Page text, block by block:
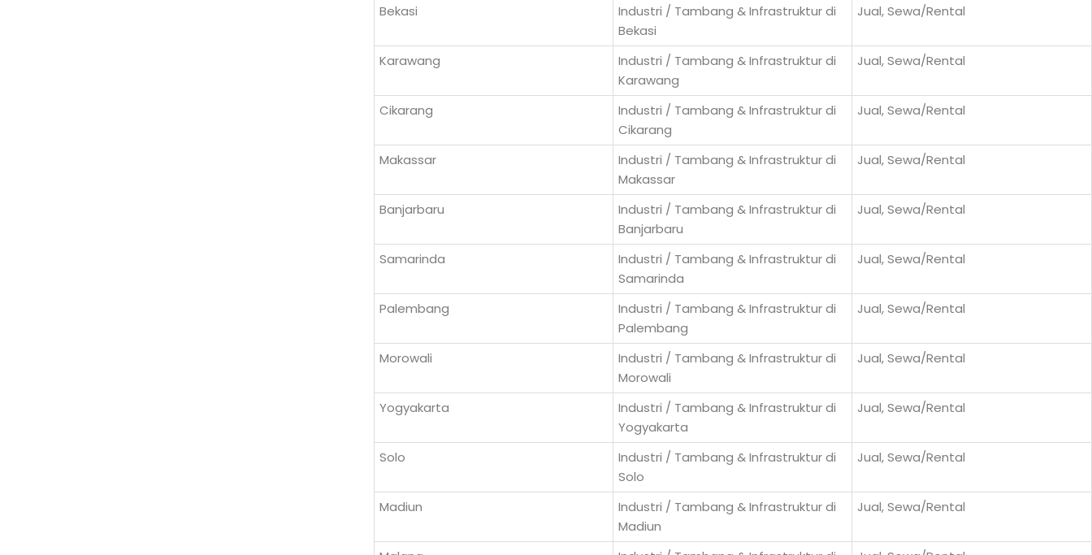
Bekasi
Industri / Tambang & Infrastruktur di
Bekasi
Jual, Sewa/Rental
Karawang
Industri / Tambang & Infrastruktur di
Karawang
Jual, Sewa/Rental
Cikarang
Industri / Tambang & Infrastruktur di
Cikarang
Jual, Sewa/Rental
Makassar
Industri / Tambang & Infrastruktur di
Makassar
Jual, Sewa/Rental
Banjarbaru
Industri / Tambang & Infrastruktur di
Banjarbaru
Jual, Sewa/Rental
Samarinda
Industri / Tambang & Infrastruktur di
Samarinda
Jual, Sewa/Rental
Palembang
Industri / Tambang & Infrastruktur di
Palembang
Jual, Sewa/Rental
Morowali
Industri / Tambang & Infrastruktur di
Morowali
Jual, Sewa/Rental
Yogyakarta
Industri / Tambang & Infrastruktur di
Yogyakarta
Jual, Sewa/Rental
Solo
Industri / Tambang & Infrastruktur di
Solo
Jual, Sewa/Rental
Madiun
Industri / Tambang & Infrastruktur di
Madiun
Jual, Sewa/Rental